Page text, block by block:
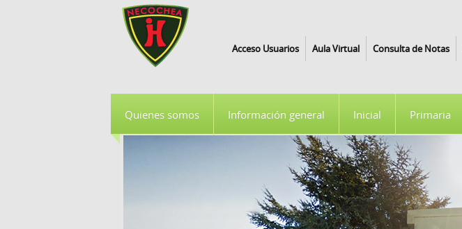
Acceso Usuarios Aula Virtual Consulta de Notas
Quienes somos Información general Inicial Primaria